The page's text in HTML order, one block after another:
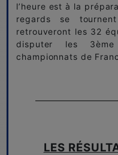
l’heure est à la
regards se
retrouveront les 32
disputer les
championnats de
LES R